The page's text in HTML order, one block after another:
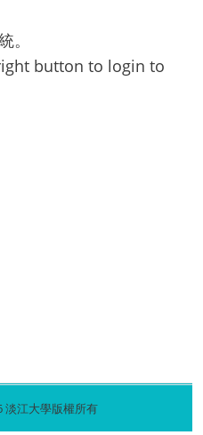
。
button to login to
江大學版權所有